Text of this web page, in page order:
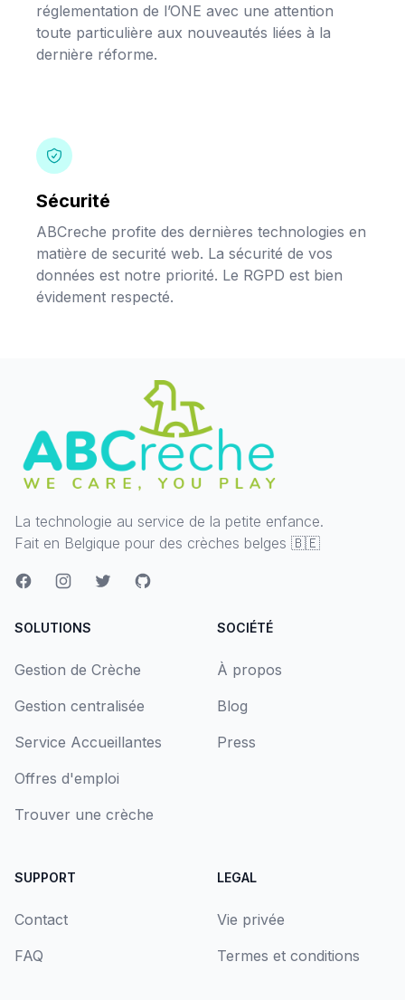
réglementation de l’ONE avec une attention
toute particulière aux nouveautés liées à la
dernière réforme.
Sécurité
ABCreche profite des dernières technologies en
matière de securité web. La sécurité de vos
données est notre priorité. Le RGPD est bien
évidement respecté.
La technologie au service de la petite enfance.
Fait en Belgique pour des crèches belges 🇧🇪
SOLUTIONS
Gestion de Crèche
Gestion centralisée
Service Accueillantes
Offres d'emploi
Trouver une crèche
SOCIÉTÉ
À propos
Blog
Press
SUPPORT
Contact
FAQ
LEGAL
Vie privée
Termes et conditions